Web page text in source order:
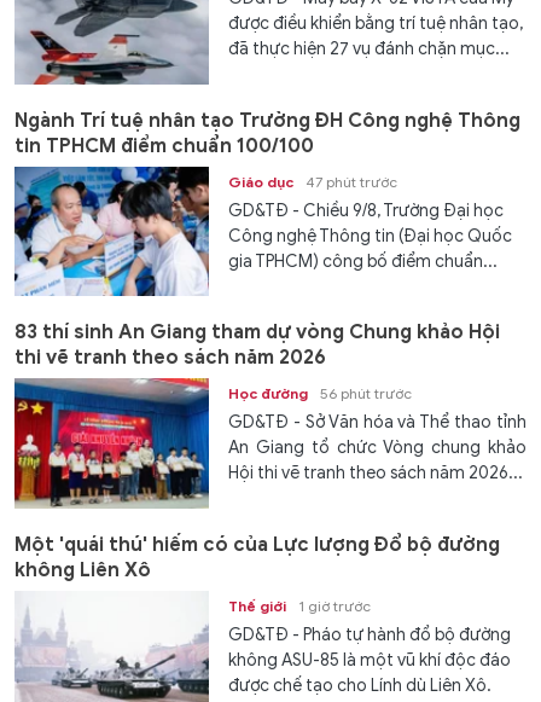
được điều khiển bằng trí tuệ nhân tạo,
đã thực hiện 27 vụ đánh chặn mục...
Ngành Trí tuệ nhân tạo Trường ĐH Công nghệ Thông
tin TPHCM điểm chuẩn 100/100
Giáo dục 47 phút trước
GD&TĐ - Chiều 9/8, Trường Đại học
Công nghệ Thông tin (Đại học Quốc
gia TPHCM) công bố điểm chuẩn...
83 thí sinh An Giang tham dự vòng Chung khảo Hội
thi vẽ tranh theo sách năm 2026
Học đường 56 phút trước
GD&TĐ - Sở Văn hóa và Thể thao tỉnh
An Giang tổ chức Vòng chung khảo
Hội thi vẽ tranh theo sách năm 2026...
Một 'quái thú' hiếm có của Lực lượng Đổ bộ đường
không Liên Xô
Thế giới 1 giờ trước
GD&TĐ - Pháo tự hành đổ bộ đường
không ASU-85 là một vũ khí độc đáo
được chế tạo cho Lính dù Liên Xô.